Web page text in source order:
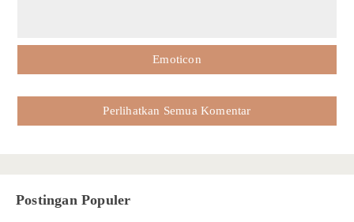
Emoticon
Perlihatkan Semua Komentar
Postingan Populer